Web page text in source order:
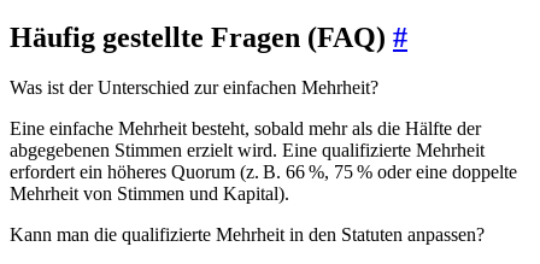
Häufig gestellte Fragen (FAQ) #
Was ist der Unterschied zur einfachen Mehrheit?
Eine einfache Mehrheit besteht, sobald mehr als die Hälfte der
abgegebenen Stimmen erzielt wird. Eine qualifizierte Mehrheit
erfordert ein höheres Quorum (z. B. 66 %, 75 % oder eine doppelte
Mehrheit von Stimmen und Kapital).
Kann man die qualifizierte Mehrheit in den Statuten anpassen?